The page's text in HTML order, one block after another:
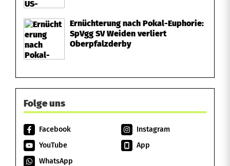
Ernüchterung nach Pokal-Euphorie:
SpVgg SV Weiden verliert
Oberpfalzderby
Folge uns
Facebook
Instagram
YouTube
App
WhatsApp